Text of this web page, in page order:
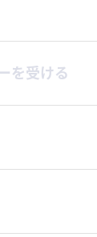
を受ける